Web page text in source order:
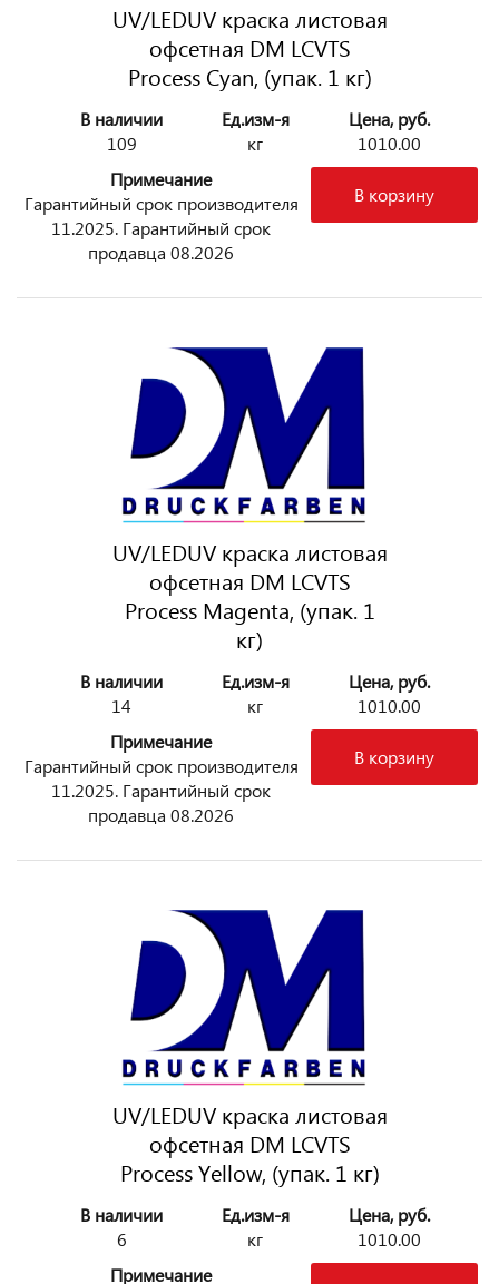
UV/LEDUV краска листовая
офсетная DM LCVTS
Process Cyan, (упак. 1 кг)
В наличии
109
Ед.изм-я
кг
Цена, руб.
1010.00
Примечание
Гарантийный срок производителя
11.2025. Гарантийный срок
продавца 08.2026
В корзину
UV/LEDUV краска листовая
офсетная DM LCVTS
Process Magenta, (упак. 1
кг)
В наличии
14
Ед.изм-я
кг
Цена, руб.
1010.00
Примечание
Гарантийный срок производителя
11.2025. Гарантийный срок
продавца 08.2026
В корзину
UV/LEDUV краска листовая
офсетная DM LCVTS
Process Yellow, (упак. 1 кг)
В наличии
6
Ед.изм-я
кг
Цена, руб.
1010.00
Примечание